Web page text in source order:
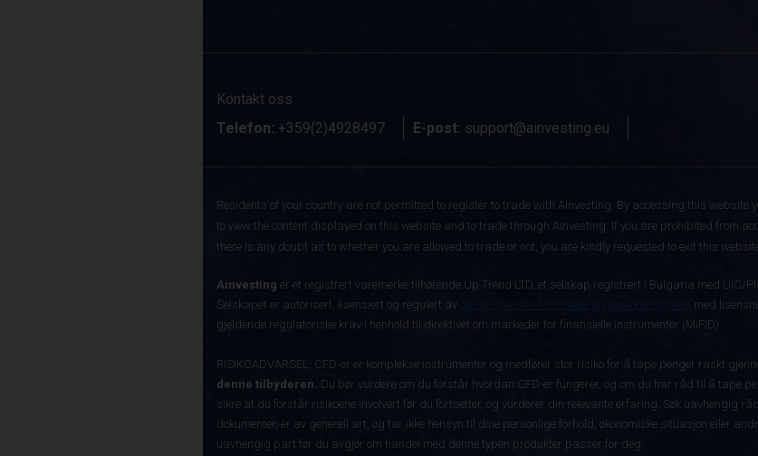
Kontakt oss
Telefon: +359(2)4928497 E-post: support@ainvesting.eu
Residents of your country are not permitted to register to trade with Ainvesting. By accessing this website
to view the content displayed on this website and to trade through Ainvesting. If you are prohibited from
there is any doubt as to whether you are allowed to trade or not, you are kindly requested to exit this
Ainvesting er et registrert varemerke tilhørende Up Trend LTD, et selskap registrert i Bulgaria med UIC/
Selskapet er autorisert, lisensiert og regulert av
med
gjeldende regulatoriske krav i henhold til direktivet om markeder for finansielle instrumenter (MiFID).
RISIKOADVARSEL: CFD-er er komplekse instrumenter og medfører stor risiko for å tape penger raskt
denne tilbyderen. Du bør vurdere om du forstår hvordan CFD-er fungerer, og om du har råd til å tape
sikre at du forstår risikoene involvert før du fortsetter, og vurderer din relevante erfaring. Søk uavhengig
dokumenter, er av generell art, og tar ikke hensyn til dine personlige forhold, økonomiske situasjon eller
uavhengig part før du avgjør om handel med denne typen produkter passer for deg.